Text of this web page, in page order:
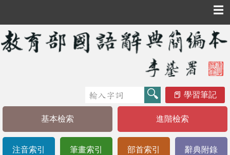
☰
學習筆記
基本檢索 進階檢索
注音索引 筆畫索引 部首索引 辭典附錄